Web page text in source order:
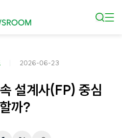
2026-06-23
설계사(FP) 중심
까?